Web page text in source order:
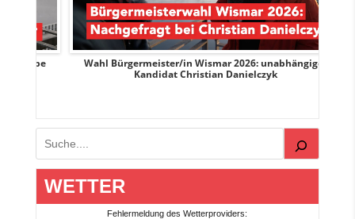
Wahl Bürgermeister/in Wismar 2026: unabhängiger
Kandidat Christian Danielczyk
Suchen
WETTER
Fehlermeldung des Wetterproviders: